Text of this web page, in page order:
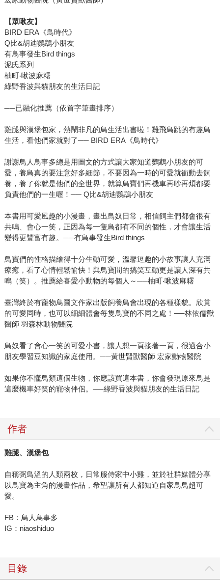
【眾啾友】
BIRD ERA《鳥時代》
Q比&胡迪鸚鵡小朋友
有鳥事發生Bird things
泥氏系列
柚町‧啾波麻糬
綠野香波與貓朋友的生活日記
──已融化推薦（依首字筆畫排序）
雞腿與漢堡包家，熱鬧非凡的鳥生活出書啦！雞飛鳥跳的有趣鳥
生活，看他們家就對了── BIRD ERA《鳥時代》
謝謝鳥人鳥事多總是用圖文的方式讓大家知道鸚鵡小朋友的可
愛，養鳥真的要注意好多細節，不要因為一時的可愛就衝動去飼
養，養了你就是他們的全世界，就算鳥寶們再機車再吵再煩都要
負責他們的一生喔！── Q比&胡迪鸚鵡小朋友
本書用可愛風趣的小漫畫，畫出鳥奴日常，相信飼主們都會很有
共鳴、會心一笑，正因為每一隻鳥都有不同的個性，才會讓生活
變得更豐富有趣。──有鳥事發生Bird things
鳥寶們的性格描繪得十分生動可愛，溫馨逗趣的小故事讓人充滿
療癒，看了心情輕鬆愉快！與鳥寶間的搞笑互動更是讓人深有共
鳴（笑）。推薦給喜愛小動物的每個人～──柚町‧啾波麻糬
臺灣終於有寵物鳥圖文作家出版飼養鳥會出現的各種樣貌。欣賞
的可愛同時，也可以細細體會每隻鳥寶的不同之處！──林依儒獸
醫師 羽森林動物醫院
鳥奴看了會心一笑的可愛小書，讓人想一頁接著一頁，很適合小
朋友學習豆知識的家庭使用。──黃世賢獸醫師 宏家動物醫院
如果你不懂鳥類這個生物，你應該買這本書，你會發現原來鳥是
這麼機車好笑的寵物伴侶。──綠野香波與貓朋友的生活日記
作者
雞腿、漢堡包
自稱弼鳥溫的人類兩枚，日常服侍家中小雞，並於社群媒體分享
以鳥寶為主角的漫畫作品，希望讓所有人都知道自家鳥鳥超可
愛。
FB：鳥人鳥事多
IG：niaoshiduo
目錄